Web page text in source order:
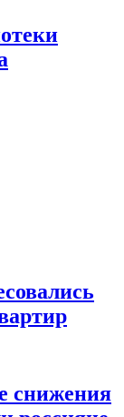
снижения